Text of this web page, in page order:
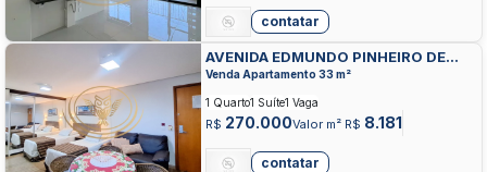
contatar
AVENIDA EDMUNDO PINHEIRO DE
ABREU, SETOR PEDRO LUDOVICO,
Venda Apartamento 33 m²
R$ 270.000Valor m² R$ 8.181
1 Quarto1 Suíte1 Vaga
contatar